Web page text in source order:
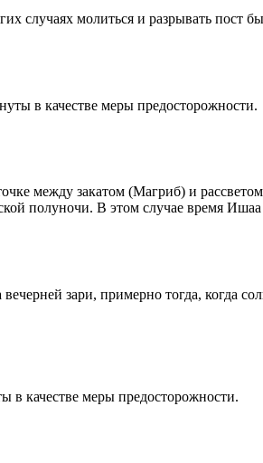
случаях молиться и разрывать пост
в качестве меры предосторожности.
между закатом (Магриб) и
полуночи. В этом случае время
зари, примерно тогда, когда
качестве меры предосторожности.